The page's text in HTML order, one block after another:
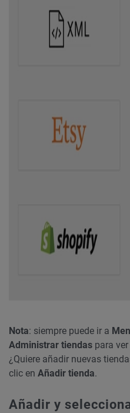
Nota: siempre puede ir a
Administrar tiendas para
¿Quiere añadir nuevas
clic en Añadir tienda.
Añadir y